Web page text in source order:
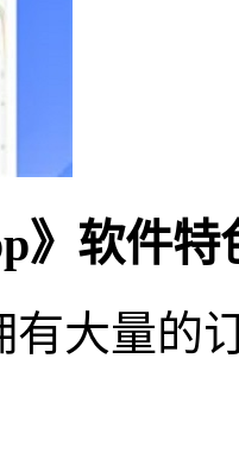
》软件特
有大量的